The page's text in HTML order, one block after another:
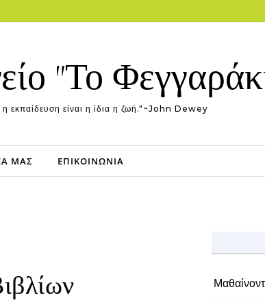
"Το
η εκπαίδευση είναι η ίδια η ζωή."~John Dewey
ΜΑΣ ΕΠΙΚΟΙΝΩΝΊΑ